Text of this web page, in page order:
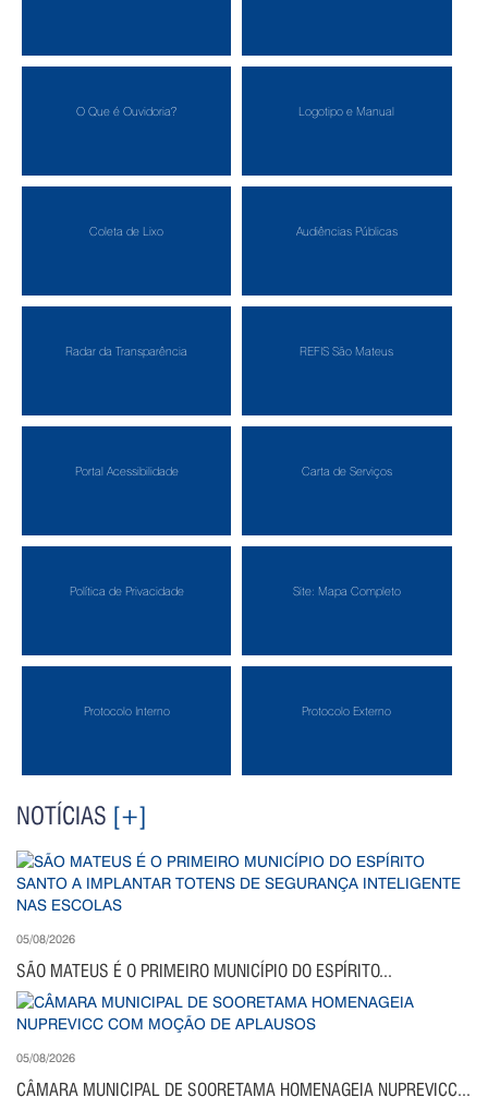
O Que é Ouvidoria? Logotipo e Manual
Coleta de Lixo Audiências Públicas
Radar da Transparência REFIS São Mateus
Portal Acessibilidade Carta de Serviços
Política de Privacidade Site: Mapa Completo
Protocolo Interno Protocolo Externo
NOTÍCIAS [+]
05/08/2026
SÃO MATEUS É O PRIMEIRO MUNICÍPIO DO ESPÍRITO...
05/08/2026
CÂMARA MUNICIPAL DE SOORETAMA HOMENAGEIA NUPREVICC...